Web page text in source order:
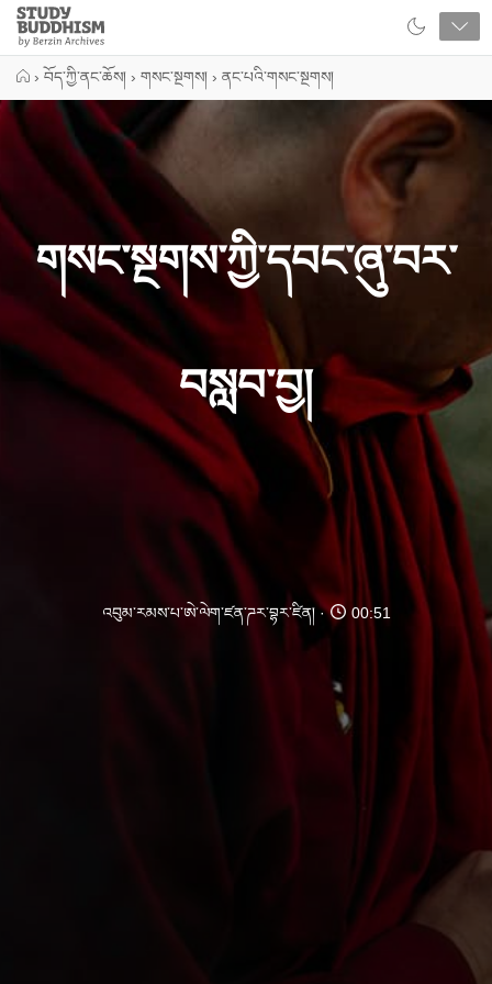
Close
Study
Buddhism
Home
› བོད་ཀྱི་ནང་ཆོས། › གསང་སྔགས། › ནང་པའི་གསང་སྔགས།
གསང་སྔགས་ཀྱི་དབང་ཞུ་བར་
བསླབ་བྱ།
འབུམ་རམས་པ་ཨེ་ལེག་ཛན་ཌར་བྷར་ཛིན། 00:51